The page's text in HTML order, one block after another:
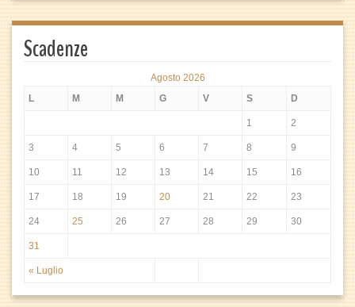
Scadenze
Agosto 2026
L
M M G V S D
« Luglio
1 2
3 4 5 6 7 8 9
10 11 12 13 14 15 16
17 18 19 20 21 22 23
24 25 26 27 28 29 30
31